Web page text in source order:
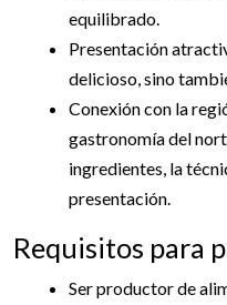
equilibrado.
Presentación
delicioso, sino
Conexión con la
gastronomía del
ingredientes, la
presentación.
Requisitos para
Ser productor de